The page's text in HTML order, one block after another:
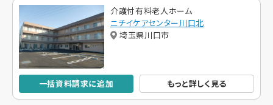
介護付有料老人ホーム
ニチイケアセンター川口北
埼玉県川口市
一括資料請求に追加 もっと詳しく見る